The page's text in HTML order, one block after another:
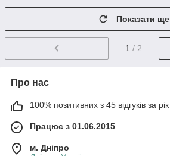
Показати ще
1 / 2
Про нас
100% позитивних з 45 відгуків за рік
Працює з 01.06.2015
м. Дніпро